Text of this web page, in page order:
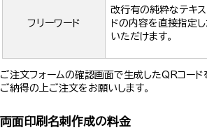
フリーワード
改行有の純粋なテキス
ドの内容を直接指定
いただけます。
ご注文フォームの確認画面で生成したQRコード
ご納得の上ご注文をお願いします。
両面印刷名刺作成の料金